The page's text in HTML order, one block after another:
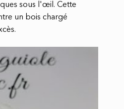
sous l'œil. Cette
un bois chargé